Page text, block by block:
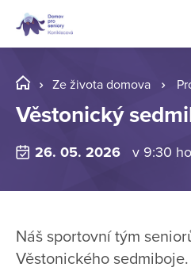
Ze života domova
Věstonický
26. 05. 2026 v 9:30
Náš sportovní tým
Věstonického